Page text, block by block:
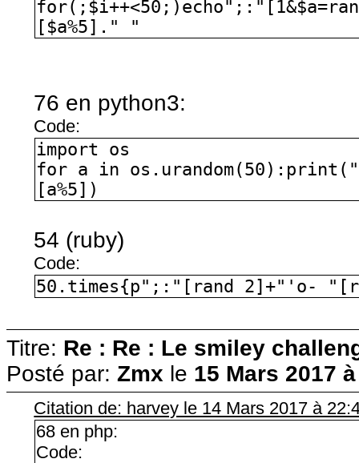
[$a%5]." "
76 en python3:
Code:
import os
for a in
[a%5])
54 (ruby)
Code:
50.times{p";:"[rand 2]+"'o-
Titre: Re : Re : Le smiley
Posté par: Zmx le 15 Mars 2017
Citation de: harvey le 14 Mars 2017 à
68 en php:
Code: